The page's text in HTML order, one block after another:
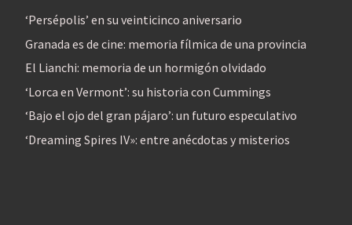
‘Persépolis’ en su veinticinco aniversario
Granada es de cine: memoria fílmica de una provincia
El Lianchi: memoria de un hormigón olvidado
‘Lorca en Vermont’: su historia con Cummings
‘Bajo el ojo del gran pájaro’: un futuro especulativo
‘Dreaming Spires IV»: entre anécdotas y misterios